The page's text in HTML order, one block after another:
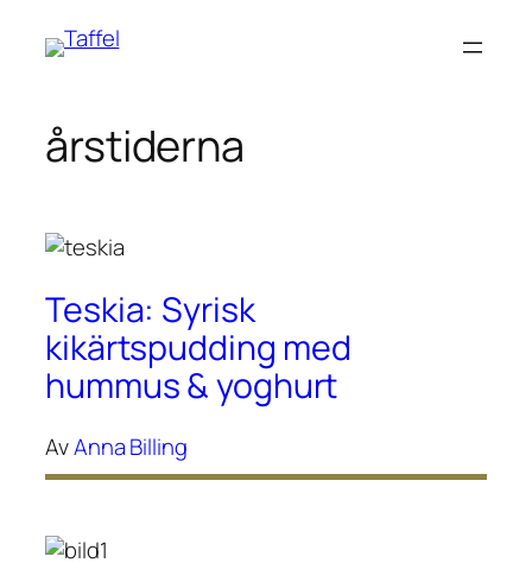
Hoppa
årstiderna
Teskia: Syrisk
kikärtspudding med
hummus & yoghurt
AvAnna Billing